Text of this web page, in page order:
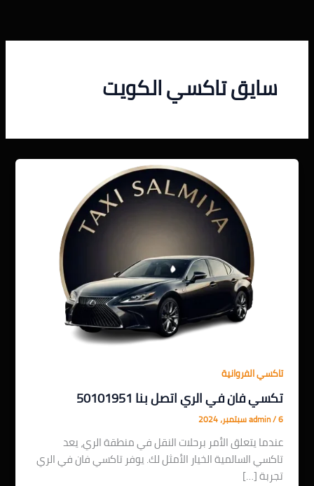
المحتوى
سايق تاكسي الكويت
تاكسي الفروانية
تكسي فان في الري اتصل بنا 50101951
admin/6 سبتمبر، 2024
عندما يتعلق الأمر برحلات النقل في منطقة الري، يعد
تاكسي السالمية الخيار الأمثل لك. يوفر تاكسي فان في الري
تجربة […]